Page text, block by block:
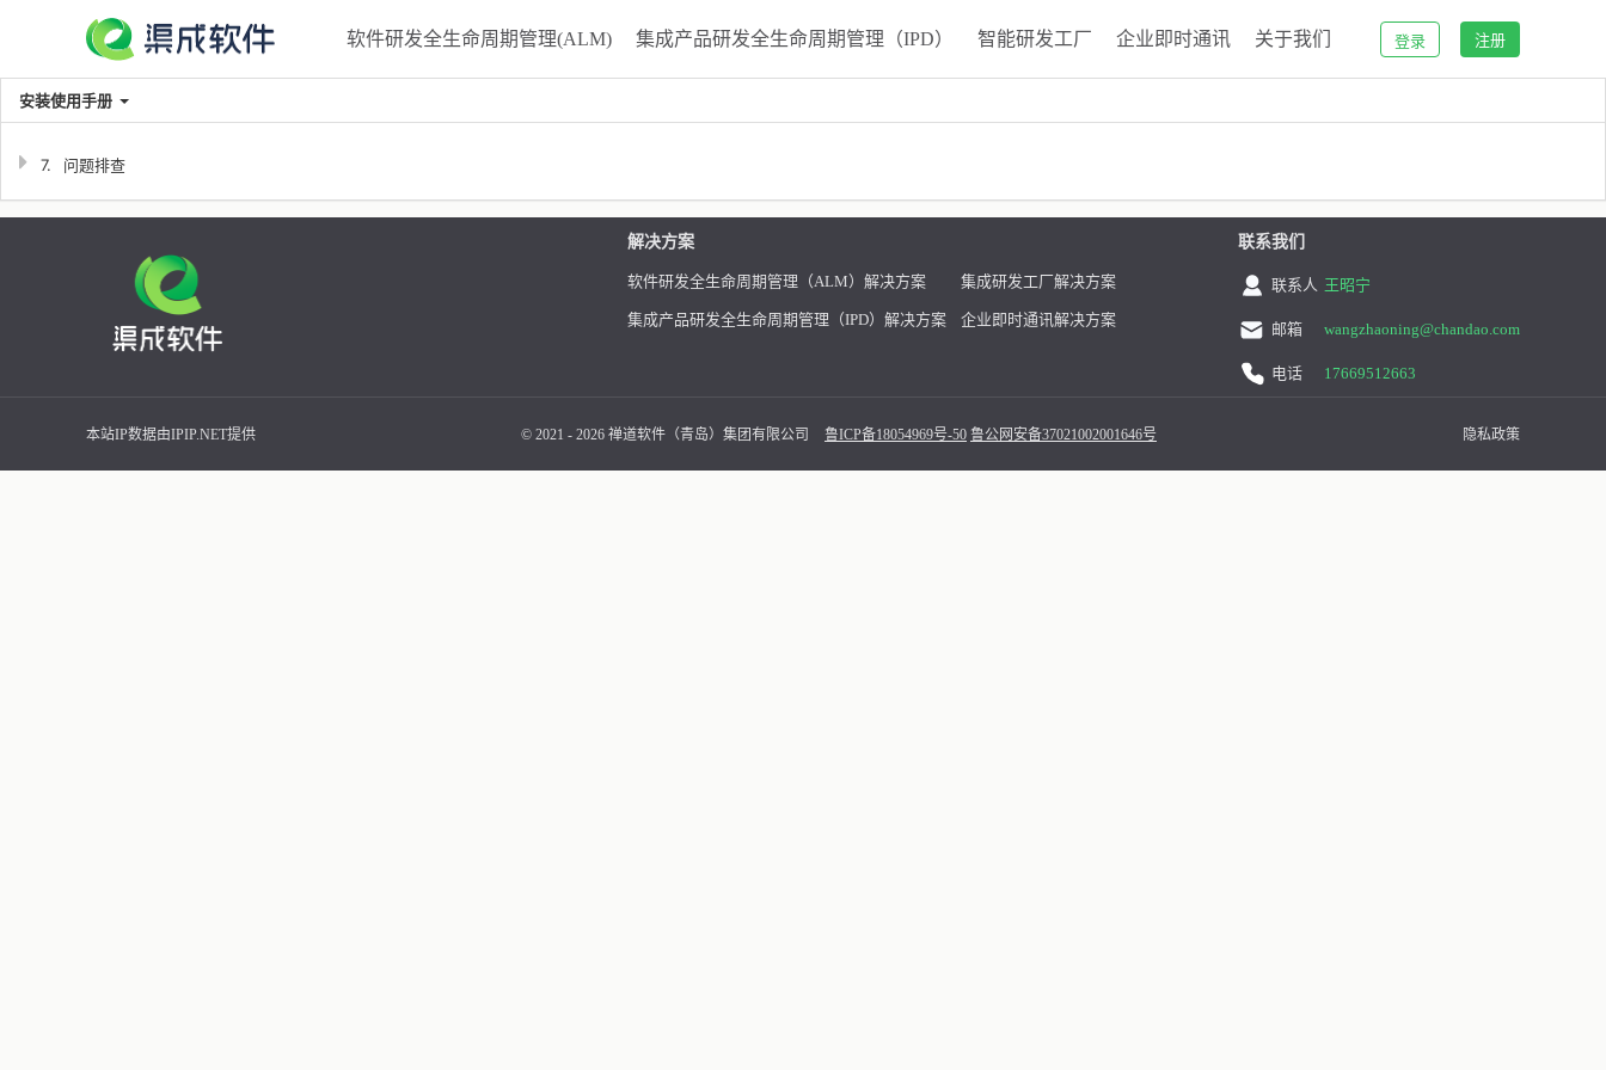
软件研发全生命周期管理(ALM) 集成产品研发全生命周期管理（IPD） 智能研发工厂 企业即时通讯 关于我们 登录 注册
安装使用手册
7. 问题排查
解决方案
软件研发全生命周期管理（ALM）解决方案 集成研发工厂解决方案
集成产品研发全生命周期管理（IPD）解决方案 企业即时通讯解决方案
联系我们
联系人 王昭宁
邮箱 wangzhaoning@chandao.com
电话 17669512663
本站IP数据由IPIP.NET提供 © 2021 - 2026 禅道软件（青岛）集团有限公司 鲁ICP备18054969号-50 鲁公网安备37021002001646号 隐私政策